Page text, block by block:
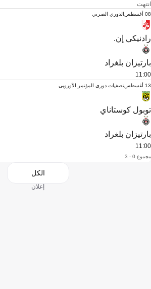
انتهت
08 أغسطس الدوري الصربي
رادنيكي إن.
بارتيزان بلغراد
11:00
13 أغسطس تصفيات دوري المؤتمر الأوروبي
توبول كوستاناي
بارتيزان بلغراد
11:00
مجموع 0 - 3
الكل
إعلان